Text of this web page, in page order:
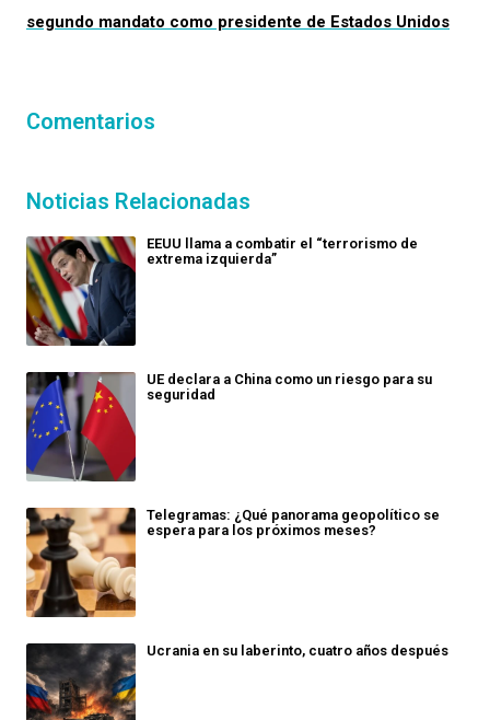
segundo mandato como presidente de Estados Unidos
Comentarios
Noticias Relacionadas
EEUU llama a combatir el “terrorismo de
extrema izquierda”
UE declara a China como un riesgo para su
seguridad
Telegramas: ¿Qué panorama geopolítico se
espera para los próximos meses?
Ucrania en su laberinto, cuatro años después